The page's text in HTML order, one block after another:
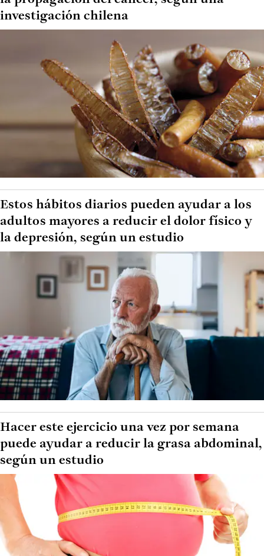
investigación chilena
Estos hábitos diarios pueden ayudar a los
adultos mayores a reducir el dolor físico y
la depresión, según un estudio
Hacer este ejercicio una vez por semana
puede ayudar a reducir la grasa abdominal,
según un estudio